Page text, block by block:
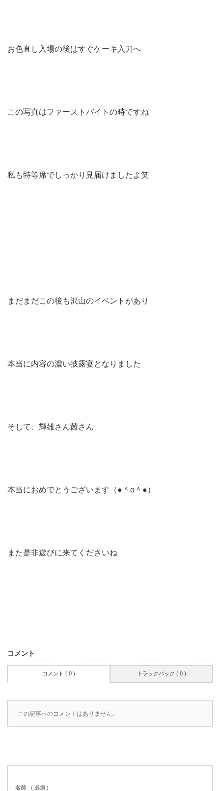
お色直し入場の後はすぐケーキ入刀へ
この写真はファーストバイトの時ですね
私も特等席でしっかり見届けましたよ笑
まだまだこの後も沢山のイベントがあり
本当に内容の濃い披露宴となりました
そして、輝雄さん茜さん
本当におめでとうございます（●＾o＾●）
また是非遊びに来てくださいね
コメント
コメント ( 0 ) トラックバック ( 0 )
この記事へのコメントはありません。
名前 ( 必須 )